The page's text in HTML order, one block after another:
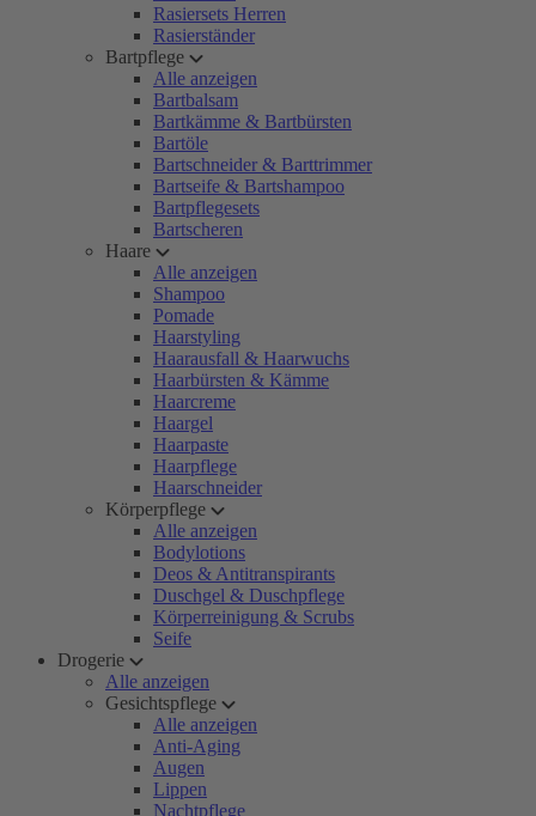
Rasiersets Herren
Rasierständer
Bartpflege
Alle anzeigen
Bartbalsam
Bartkämme & Bartbürsten
Bartöle
Bartschneider & Barttrimmer
Bartseife & Bartshampoo
Bartpflegesets
Bartscheren
Haare
Alle anzeigen
Shampoo
Pomade
Haarstyling
Haarausfall & Haarwuchs
Haarbürsten & Kämme
Haarcreme
Haargel
Haarpaste
Haarpflege
Haarschneider
Körperpflege
Alle anzeigen
Bodylotions
Deos & Antitranspirants
Duschgel & Duschpflege
Körperreinigung & Scrubs
Seife
Drogerie
Alle anzeigen
Gesichtspflege
Alle anzeigen
Anti-Aging
Augen
Lippen
Nachtpflege